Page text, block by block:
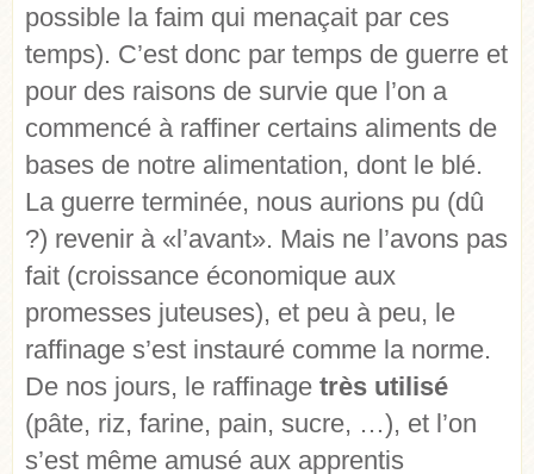
possible la faim qui menaçait par ces
temps). C’est donc par temps de guerre et
pour des raisons de survie que l’on a
commencé à raffiner certains aliments de
bases de notre alimentation, dont le blé.
La guerre terminée, nous aurions pu (dû
?) revenir à «l’avant». Mais ne l’avons pas
fait (croissance économique aux
promesses juteuses), et peu à peu, le
raffinage s’est instauré comme la norme.
De nos jours, le raffinage très utilisé
(pâte, riz, farine, pain, sucre, …), et l’on
s’est même amusé aux apprentis